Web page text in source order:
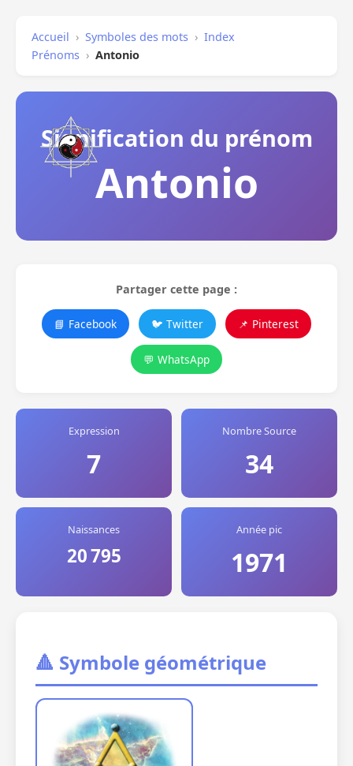
Accueil › Symboles des mots › Index
Prénoms › Antonio
Signification du prénom
Antonio
Partager cette page :
📘 Facebook 🐦 Twitter 📌 Pinterest
💬 WhatsApp
Expression
7
Nombre Source
34
Naissances
20 795
Année pic
1971
🔺 Symbole géométrique